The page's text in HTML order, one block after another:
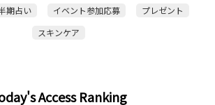
期占い
イベント参加応募
プレゼント
スキンケア
Access Ranking